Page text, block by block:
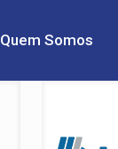
Quem Somos